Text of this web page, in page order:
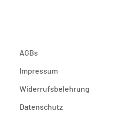
AGBs
Impressum
Widerrufsbelehrung
Datenschutz